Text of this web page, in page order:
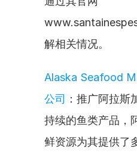
解相关情况。
Alaska Seafood
公司 ：推广阿拉斯
持续的鱼类产品，
鲜资源为其提供了